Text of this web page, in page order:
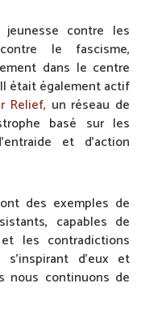
contre les
le fascisme,
dans le centre
était également actif
Relief, un réseau de
basé sur les
et d’action
des exemples de
capables de
les contradictions
d’eux et
nous continuons de